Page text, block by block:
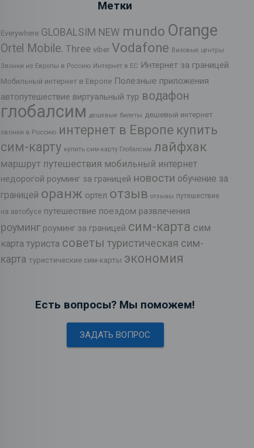
Метки
Everywhere GLOBALSIM NEW mundo Orange
Ortel Mobile. Three viber Vodafone Визовые центры
Звонки из Европы в Россию Интернет в ЕС Интернет за границей
Мобильный интернет в Европе Полезные приложения
автопутешествие виртуальный тур водафон
глобалсим дешевые билеты дешевый интернет
звонки в Россию интернет в Европе купить
сим-карту купить сим-карту Глобалсим лайфхак
маршрут путешествия мобильный интернет
недорогой роуминг за границей новости обучение за
границей оранж ортел отзыв отзывы путешествие
на автобусе путешествие поездом развлечения
роуминг роуминг за границей сим-карта сим
карта туриста советы туристическая сим-
карта туристические сим-карты экономия
Есть вопросы? Мы поможем!
ЗАДАТЬ ВОПРОС